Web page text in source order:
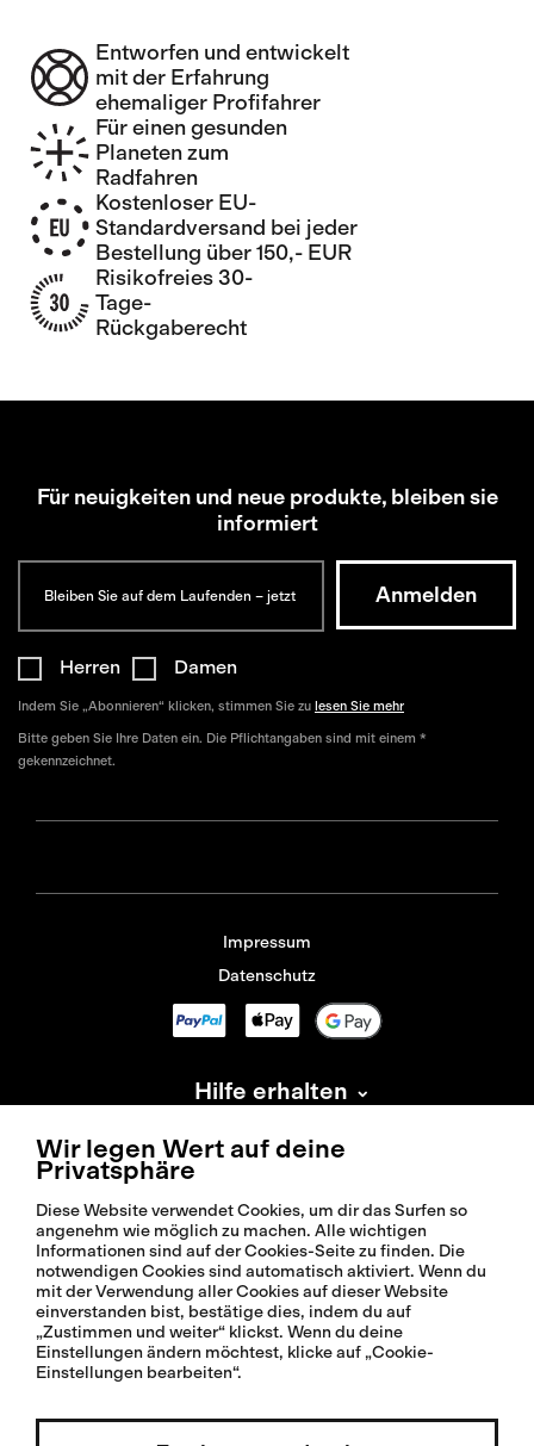
Entworfen und entwickelt
mit der Erfahrung
ehemaliger Profifahrer
Für einen gesunden
Planeten zum
Radfahren
Kostenloser EU-
Standardversand bei jeder
Bestellung über 150,- EUR
Risikofreies 30-
Tage-
Rückgaberecht
Für neuigkeiten und neue produkte, bleiben sie
informiert
Herren Damen
Indem Sie „Abonnieren“ klicken, stimmen Sie zu lesen Sie mehr
Bitte geben Sie Ihre Daten ein. Die Pflichtangaben sind mit einem *
gekennzeichnet.
Impressum
Datenschutz
Hilfe erhalten
Information
Über Isadore
© 2026 Isadoreapparel – Alle Rechte vorbehalten
Wir legen Wert auf deine
Privatsphäre
Diese Website verwendet Cookies, um dir das Surfen so
angenehm wie möglich zu machen. Alle wichtigen
Informationen sind auf der Cookies-Seite zu finden. Die
notwendigen Cookies sind automatisch aktiviert. Wenn du
mit der Verwendung aller Cookies auf dieser Website
einverstanden bist, bestätige dies, indem du auf
„Zustimmen und weiter“ klickst. Wenn du deine
Einstellungen ändern möchtest, klicke auf „Cookie-
Einstellungen bearbeiten“.